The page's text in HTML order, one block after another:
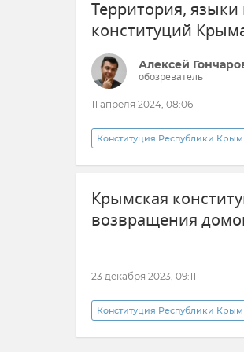
Территория,
конституций
Алексей
обозреватель
11 апреля 2024, 08:06
Конституция Республики Крым
Общество Политика
Крымская
возвращения
23 декабря 2023, 09:11
Конституция Республики Крым
Праздники и памятные даты